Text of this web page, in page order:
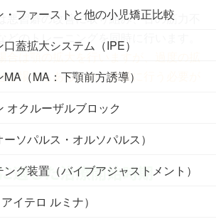
悪習癖の改善に取り組み、舌の筋力不
どのトレーニングを同時に行います。
合は顎の拡大を行いますが、過度の拡
る場合もあるため、慎重に行う必要が
適した治療開始時期
ファーストと他の小児矯正比較
蓋拡大システム（IPE）
（MA：下顎前方誘導）
オクルーザルブロック
ソパルス・オルソパルス）
グ装置（バイブアジャストメント）
イテロ ルミナ）